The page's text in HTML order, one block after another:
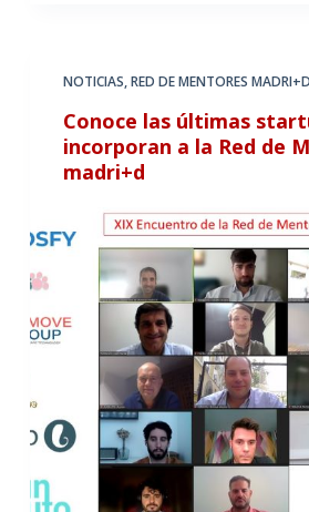
NOTICIAS,RED DE MENTORES MADRI+D
Conoce las últimas
incorporan a la Red de
madri+d